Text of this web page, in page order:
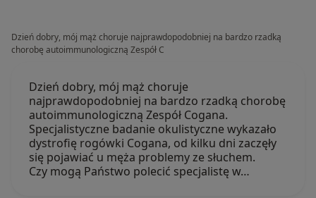
Dzień dobry, mój mąż choruje najprawdopodobniej na bardzo rzadką
chorobę autoimmunologiczną Zespół C
Dzień dobry, mój mąż choruje
najprawdopodobniej na bardzo rzadką chorobę
autoimmunologiczną Zespół Cogana.
Specjalistyczne badanie okulistyczne wykazało
dystrofię rogówki Cogana, od kilku dni zaczęły
się pojawiać u męża problemy ze słuchem.
Czy mogą Państwo polecić specjalistę w…